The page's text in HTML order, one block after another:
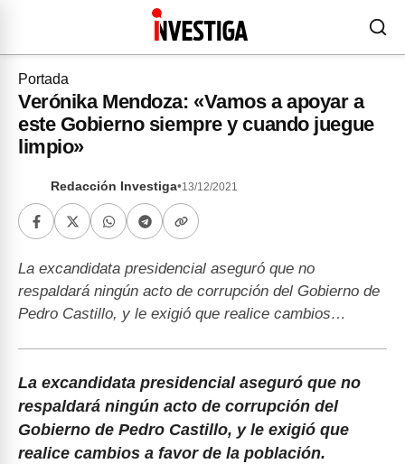
Portada
Verónika Mendoza: «Vamos a apoyar a
este Gobierno siempre y cuando juegue
limpio»
Redacción Investiga•13/12/2021
La excandidata presidencial aseguró que no
respaldará ningún acto de corrupción del Gobierno de
Pedro Castillo, y le exigió que realice cambios…
La excandidata presidencial aseguró que no
respaldará ningún acto de corrupción del
Gobierno de Pedro Castillo, y le exigió que
realice cambios a favor de la población.